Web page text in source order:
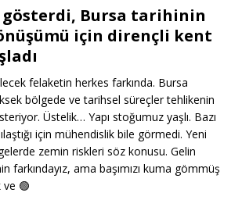
gösterdi, Bursa tarihinin
için dirençli kent
felaketin herkes farkında. Bursa
bölgede ve tarihsel süreçler tehlikenin
Üstelik… Yapı stoğumuz yaşlı. Bazı
için mühendislik bile görmedi. Yeni
zemin riskleri söz konusu. Gelin
farkındayız, ama başımızı kuma gömmüş
ve 🟢